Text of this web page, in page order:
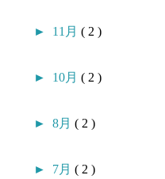
► 11月( 2 )
► 10月( 2 )
►8月( 2 )
► 7月( 2 )